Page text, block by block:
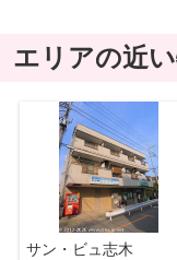
エリアの近
サン・ビュ志木